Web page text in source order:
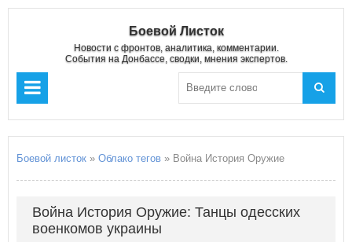
Боевой Листок
Новости с фронтов, аналитика, комментарии.
События на Донбассе, сводки, мнения экспертов.
Боевой листок » Облако тегов » Война История Оружие
Война История Оружие: Танцы одесских
военкомов украины